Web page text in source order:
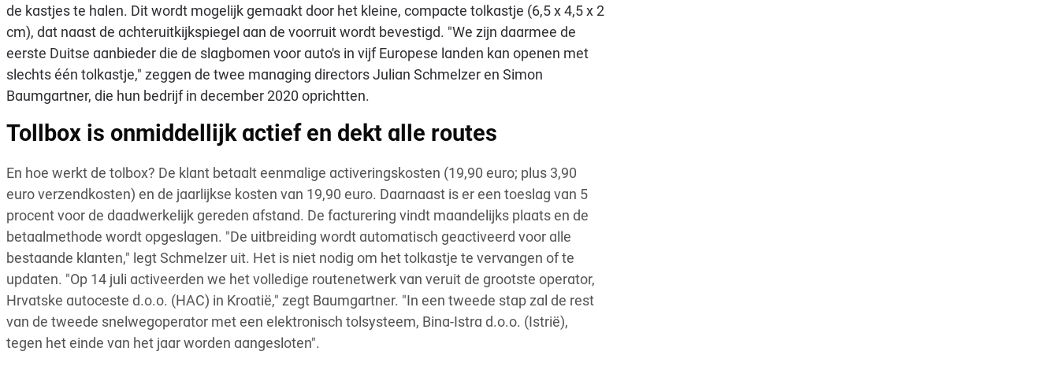
de kastjes te halen. Dit wordt mogelijk gemaakt door het kleine, compacte tolkastje (6,5 x 4,5 x 2
cm), dat naast de achteruitkijkspiegel aan de voorruit wordt bevestigd. "We zijn daarmee de
eerste Duitse aanbieder die de slagbomen voor auto's in vijf Europese landen kan openen met
slechts één tolkastje," zeggen de twee managing directors Julian Schmelzer en Simon
Baumgartner, die hun bedrijf in december 2020 oprichtten.
Tollbox is onmiddellijk actief en dekt alle routes
En hoe werkt de tolbox? De klant betaalt eenmalige activeringskosten (19,90 euro; plus 3,90
euro verzendkosten) en de jaarlijkse kosten van 19,90 euro. Daarnaast is er een toeslag van 5
procent voor de daadwerkelijk gereden afstand. De facturering vindt maandelijks plaats en de
betaalmethode wordt opgeslagen. "De uitbreiding wordt automatisch geactiveerd voor alle
bestaande klanten," legt Schmelzer uit. Het is niet nodig om het tolkastje te vervangen of te
updaten. "Op 14 juli activeerden we het volledige routenetwerk van veruit de grootste operator,
Hrvatske autoceste d.o.o. (HAC) in Kroatië," zegt Baumgartner. "In een tweede stap zal de rest
van de tweede snelwegoperator met een elektronisch tolsysteem, Bina-Istra d.o.o. (Istrië),
tegen het einde van het jaar worden aangesloten".